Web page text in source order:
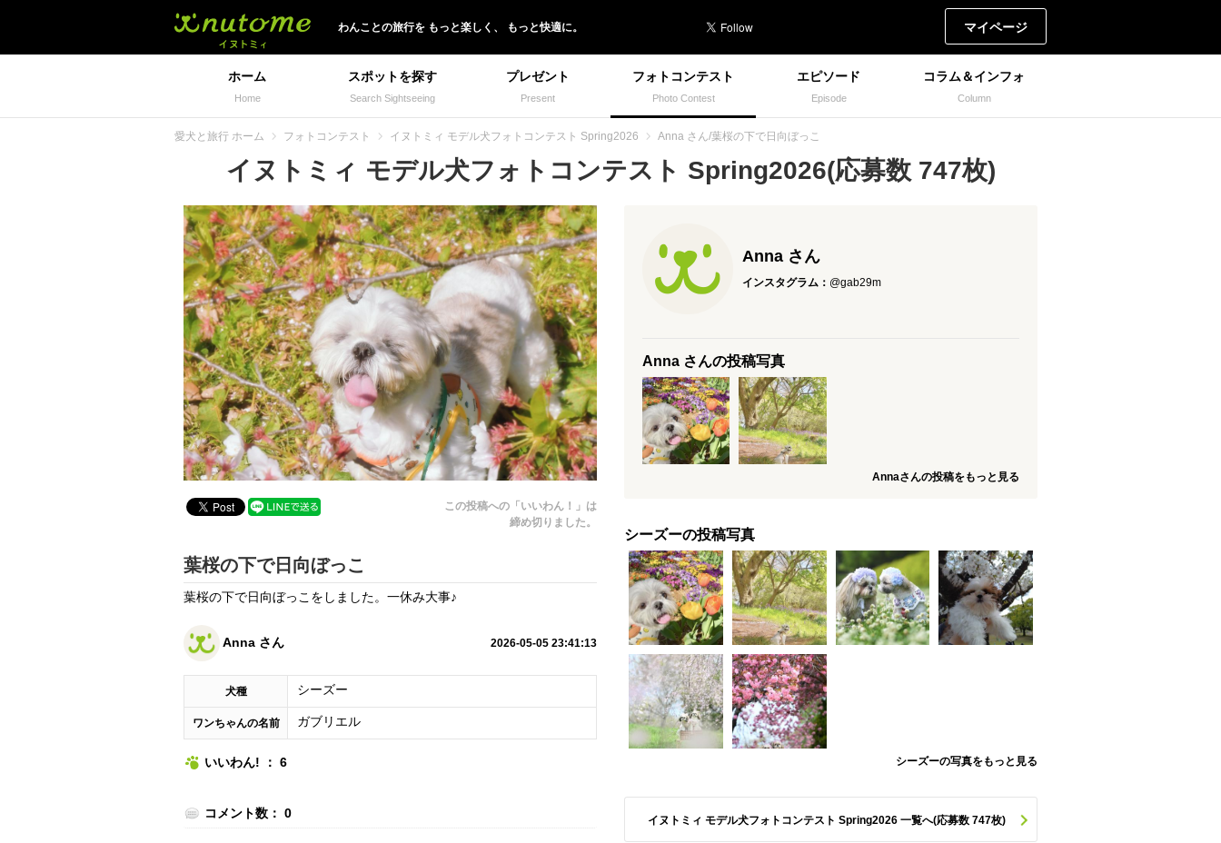
わんことの旅行を もっと楽しく、 もっと快適に。 マイページ
ホーム
Home
スポットを探す
Search Sightseeing
プレゼント
Present
フォトコンテスト
Photo Contest
エピソード
Episode
コラム＆インフォ
Column
愛犬と旅行 ホーム フォトコンテスト イヌトミィ モデル犬フォトコンテスト Spring2026 Anna さん/葉桜の下で日向ぼっこ
イヌトミィ モデル犬フォトコンテスト Spring2026(応募数 747枚)
この投稿への「いいわん！」は
締め切りました。
葉桜の下で日向ぼっこ
葉桜の下で日向ぼっこをしました。一休み大事♪
Anna さん 2026-05-05 23:41:13
犬種 シーズー
ワンちゃんの名前 ガブリエル
いいわん! ： 6
コメント数： 0
Anna さん
インスタグラム： @gab29m
Anna さんの投稿写真
Annaさんの投稿をもっと見る
シーズーの投稿写真
シーズーの写真をもっと見る
イヌトミィ モデル犬フォトコンテスト Spring2026 一覧へ(応募数 747枚)